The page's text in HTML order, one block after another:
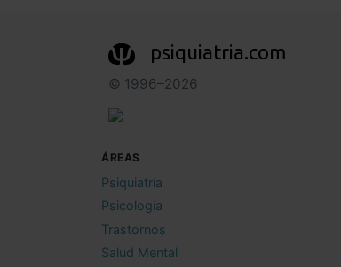
psiquiatria.com
© 1996–2026
ÁREAS
Psiquiatría
Psicología
Trastornos
Salud Mental